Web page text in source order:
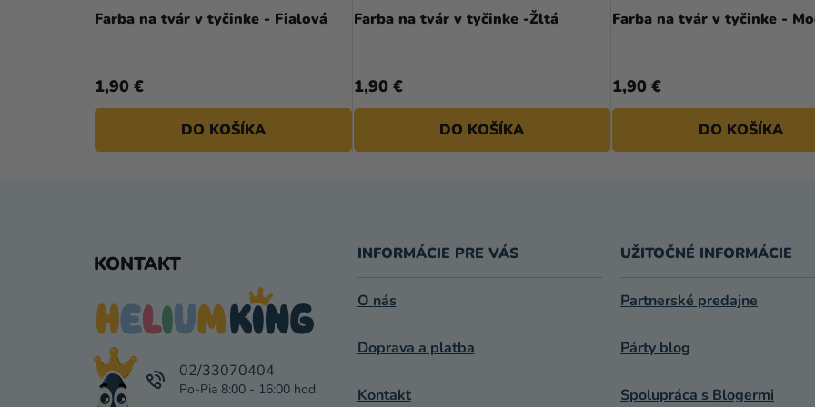
Farba na tvár v tyčinke - Fialová
1,90 €
DO KOŠÍKA
Farba na tvár v tyčinke -Žltá
1,90 €
DO KOŠÍKA
Farba na tvár v tyčinke -
1,90 €
DO KOŠÍKA
KONTAKT
02/33070404
INFORMÁCIE PRE VÁS
O nás
Doprava a platba
Kontakt
UŽITOČNÉ INFORMÁCIE
Partnerské predajne
Párty blog
Spolupráca s Blogermi